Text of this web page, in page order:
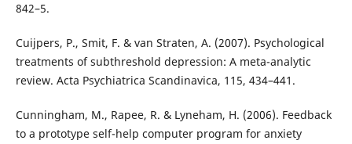
842–5.
Cuijpers, P., Smit, F. & van Straten, A. (2007). Psychological
treatments of subthreshold depression: A meta-analytic
review. Acta Psychiatrica Scandinavica, 115, 434–441.
Cunningham, M., Rapee, R. & Lyneham, H. (2006). Feedback
to a prototype self-help computer program for anxiety